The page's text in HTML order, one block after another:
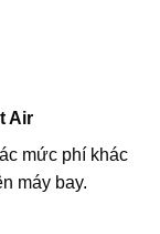
Air
mức phí khác
máy bay.